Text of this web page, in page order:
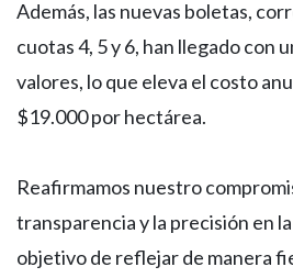
Además, las nuevas boletas,
cuotas 4, 5 y 6, han llegado con
valores, lo que eleva el costo
$19.000 por hectárea.
Reafirmamos nuestro
transparencia y la precisión en
objetivo de reflejar de manera